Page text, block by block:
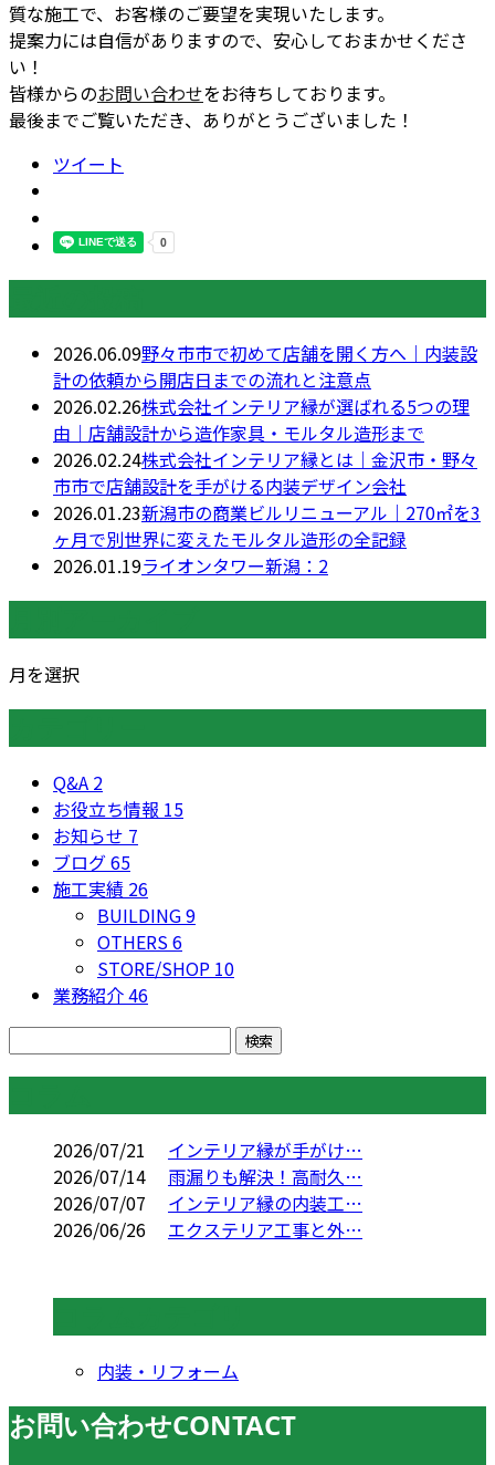
質な施工で、お客様のご要望を実現いたします。
提案力には自信がありますので、安心しておまかせくださ
い！
皆様からのお問い合わせをお待ちしております。
最後までご覧いただき、ありがとうございました！
ツイート
2026.06.09野々市市で初めて店舗を開く方へ｜内装設
計の依頼から開店日までの流れと注意点
2026.02.26株式会社インテリア縁が選ばれる5つの理
由｜店舗設計から造作家具・モルタル造形まで
2026.02.24株式会社インテリア縁とは｜金沢市・野々
市市で店舗設計を手がける内装デザイン会社
2026.01.23新潟市の商業ビルリニューアル｜270㎡を3
ヶ月で別世界に変えたモルタル造形の全記録
2026.01.19ライオンタワー新潟：2
月を選択
Q&A 2
お役立ち情報 15
お知らせ 7
ブログ65
施工実績 26
BUILDING9
OTHERS6
STORE/SHOP 10
業務紹介46
2026/07/21
インテリア縁が手がけ…
2026/07/14
雨漏りも解決！高耐久…
2026/07/07
インテリア縁の内装工…
2026/06/26
エクステリア工事と外…
内装・リフォーム
お問い合わせCONTACT